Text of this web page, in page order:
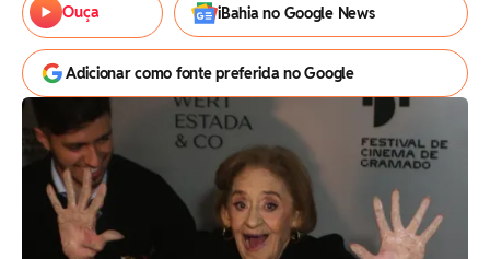
Ouça
iBahia no Google News
Adicionar como fonte preferida no Google